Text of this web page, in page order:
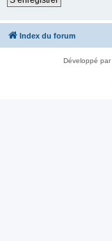
Index du forum
Développé par